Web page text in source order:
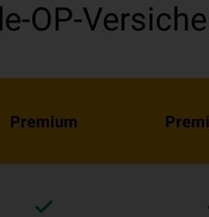
OP-
Premium